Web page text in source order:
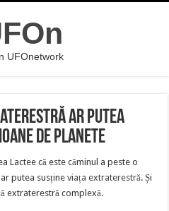
UFOnetwork
ar putea
de planete
Lactee că este căminul a peste o
putea susțineviața extraterestră. Și
extraterestră complexă.